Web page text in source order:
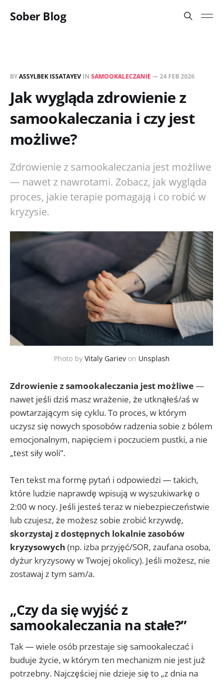
Sober Blog
BYASSYLBEK ISSATAYEV IN SAMOOKALECZANIE —24 FEB 2026
Jak wygląda zdrowienie z
samookaleczania i czy jest
możliwe?
Zdrowienie z samookaleczania jest możliwe
— nawet z nawrotami. Zobacz, jak wygląda
proces, jakie terapie pomagają i co robić w
kryzysie.
Photo by Vitaly Garievon Unsplash
Zdrowienie z samookaleczania jest możliwe—
nawet jeśli dziś masz wrażenie, że utknąłeś/aś w
powtarzającym się cyklu. To proces, w którym
uczysz się nowych sposobów radzenia sobie z bólem
emocjonalnym, napięciem i poczuciem pustki, a nie
„test siły woli”.
Ten tekst ma formę pytań i odpowiedzi — takich,
które ludzie naprawdę wpisują w wyszukiwarkę o
2:00 w nocy. Jeśli jesteś teraz w niebezpieczeństwie
lub czujesz, że możesz sobie zrobić krzywdę,
skorzystaj z dostępnych lokalnie zasobów
kryzysowych (np. izba przyjęć/SOR, zaufana osoba,
dyżur kryzysowy w Twojej okolicy). Jeśli możesz, nie
zostawaj z tym sam/a.
„Czy da się wyjść z
samookaleczania na stałe?”
Tak — wiele osób przestaje się samookaleczać i
buduje życie, w którym ten mechanizm nie jest już
potrzebny. Najczęściej nie dzieje się to „z dnia na